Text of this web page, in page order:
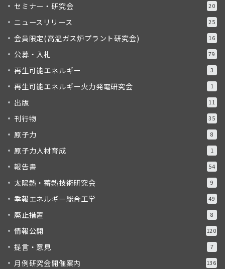
セミナー・研究会 20
ニュースリリース 25
会員限定(高温ガス炉プラント研究会) 16
公募・入札 79
再生可能エネルギー 3
再生可能エネルギー火力発電研究会 1
出版 11
刊行物 35
原子力 8
原子力人材育成 1
報告書 54
太陽熱・蓄熱技術研究会 9
季報エネルギー総合工学 49
廃止措置 8
情報公開 120
提言・意見 7
月例研究会開催案内 136